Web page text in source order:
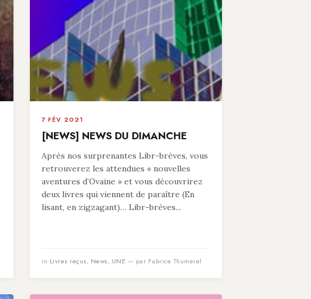
7 FÉV 2021
[NEWS] NEWS DU DIMANCHE
Après nos surprenantes Libr-brèves, vous
retrouverez les attendues « nouvelles
aventures d’Ovaine » et vous découvrirez
deux livres qui viennent de paraître (En
lisant, en zigzagant)… Libr-brèves...
in Livres reçus, News, UNE — par Fabrice Thumerel